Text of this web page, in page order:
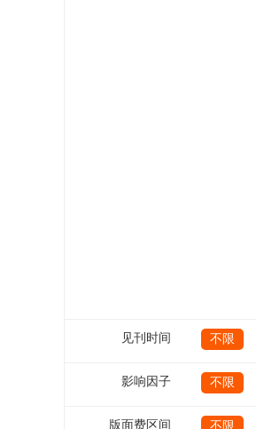
见刊时间 不限
影响因子 不限
版面费区间 不限